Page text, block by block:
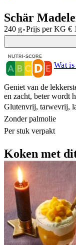
Schär
240 g·Prijs per KG €
Wat
Geniet van de
en zacht, beter wordt
Glutenvrij, tarwevrij,
Zonder palmolie
Per stuk verpakt
Koken met